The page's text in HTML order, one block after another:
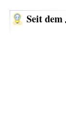
Seit dem